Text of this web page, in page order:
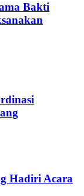
Bakti
Hadiri Acara